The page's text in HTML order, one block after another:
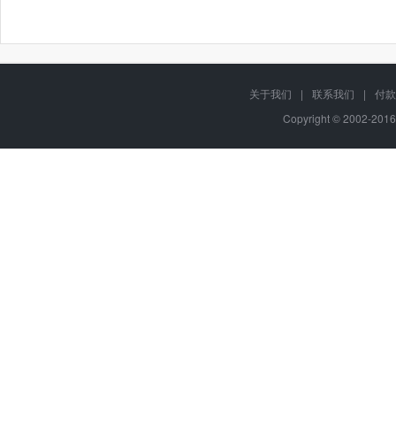
关于我们 | 联系我们 |
付
Copyright © 2002-